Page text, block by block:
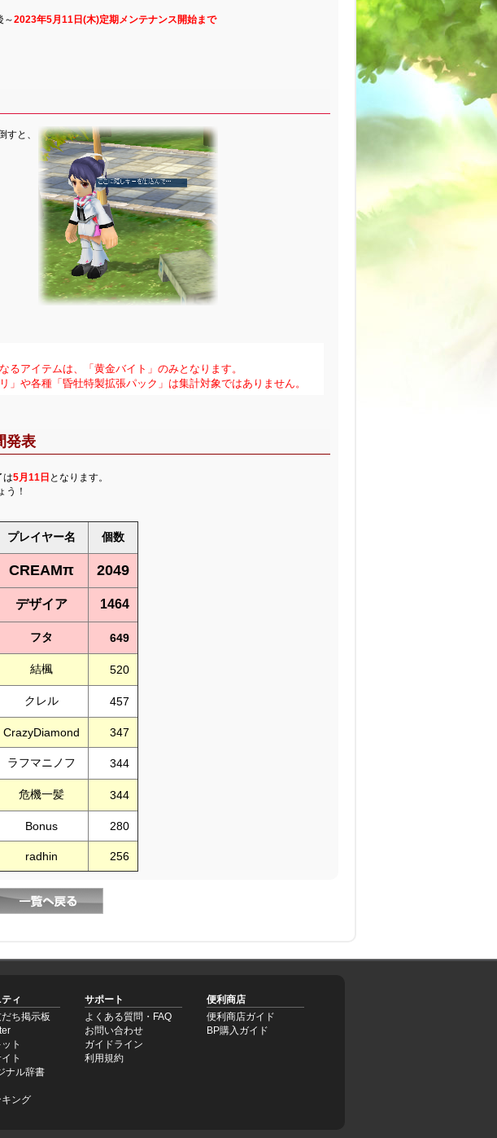
～2023年5月11日(木)定期メンテナンス開始まで
すと、
るアイテムは、「黄金バイト」のみとなります。
や各種「昏牡特製拡張パック」は集計対象ではありません。
発表
は5月11日 となります。
う！
プレイヤー名 個数
CREAMπ 2049
デザイア 1464
フタ 649
結楓 520
クレル 457
CrazyDiamond 347
ラフマニノフ 344
危機一髪 344
Bonus 280
radhin 256
ィ
ち掲示板
ト
ト
ナル辞書
ング
サポート
よくある質問・FAQ
お問い合わせ
ガイドライン
利用規約
便利商店
便利商店ガイド
BP購入ガイド